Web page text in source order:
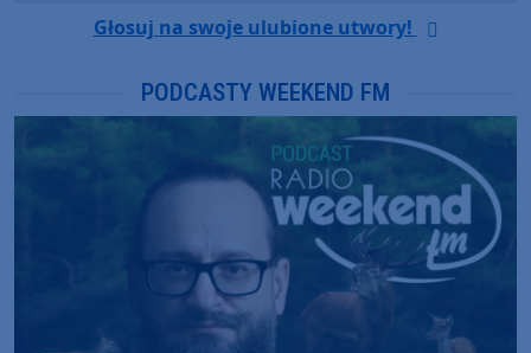
Głosuj na swoje ulubione utwory!
PODCASTY WEEKEND FM